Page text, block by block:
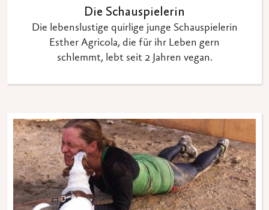
Die Schauspielerin
Die lebenslustige quirlige junge Schauspielerin
Esther Agricola, die für ihr Leben gern
schlemmt, lebt seit 2 Jahren vegan.